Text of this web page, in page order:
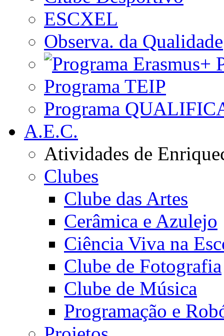
ESCXEL
Observa. da Qualidade
Programa TEIP
Programa
A.E.C.
Atividades de
Clubes
Clube das Artes
Cerâmica e Azulejo
Ciência Viva na
Clube de Fotografia
Clube de Música
Programação e